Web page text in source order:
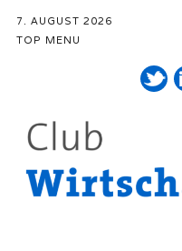
7. AUGUST 2026
TOP MENU